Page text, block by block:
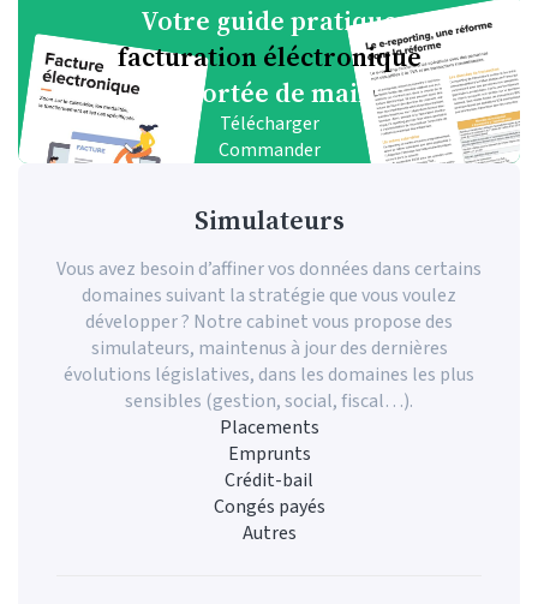
Votre guide pratique
facturation éléctronique
à portée de main
Télécharger
Commander
Simulateurs
Vous avez besoin d’affiner vos données dans certains
domaines suivant la stratégie que vous voulez
développer ? Notre cabinet vous propose des
simulateurs, maintenus à jour des dernières
évolutions législatives, dans les domaines les plus
sensibles (gestion, social, fiscal…).
Placements
Emprunts
Crédit-bail
Congés payés
Autres